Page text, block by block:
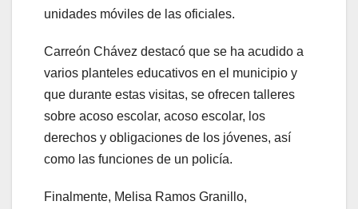
unidades móviles de las oficiales.
Carreón Chávez destacó que se ha acudido a
varios planteles educativos en el municipio y
que durante estas visitas, se ofrecen talleres
sobre acoso escolar, acoso escolar, los
derechos y obligaciones de los jóvenes, así
como las funciones de un policía.
Finalmente, Melisa Ramos Granillo,